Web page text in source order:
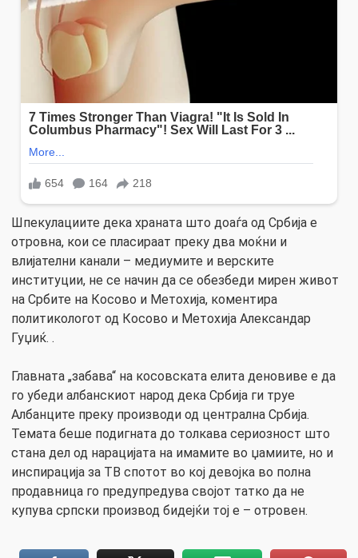
Шпекулациите дека храната што доаѓа од Србија е
отровна, кои се пласираат преку два моќни и
влијателни канали – медиумите и верските
институции, не се начин да се обезбеди мирен живот
на Србите на Косово и Метохија, коментира
политикологот од Косово и Метохија Александар
Гуџиќ. .
Главната „забава“ на косовската елита деновиве е да
го убеди албанскиот народ дека Србија ги труе
Албанците преку производи од централна Србија.
Темата беше подигната до толкава сериозност што
стана дел од нарацијата на имамите во џамиите, но и
инспирација за ТВ спотот во кој девојка во полна
продавница го предупредува својот татко да не
купува српски производ бидејќи тој е – отровен.